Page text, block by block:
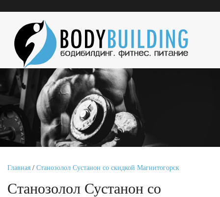
Главная / Станозолол Сустанон со скидкой Магнитогорск
Станозолол Сустанон со